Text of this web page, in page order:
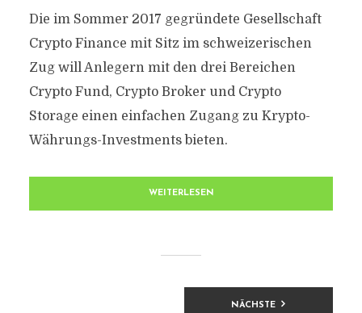
Die im Sommer 2017 gegründete Gesellschaft
Crypto Finance mit Sitz im schweizerischen
Zug will Anlegern mit den drei Bereichen
Crypto Fund, Crypto Broker und Crypto
Storage einen einfachen Zugang zu Krypto-
Währungs-Investments bieten.
WEITERLESEN
BEITRAGSNAVIGATIONNÄCHSTE